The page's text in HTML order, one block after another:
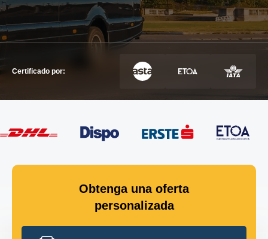
Certificado por:
Obtenga una oferta
personalizada